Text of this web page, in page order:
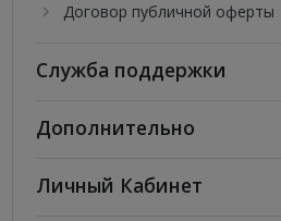
Договор публичной оферты
Служба поддержки
Дополнительно
Личный Кабинет